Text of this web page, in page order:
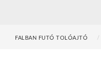
FALBAN FUTÓ TOLÓAJTÓ